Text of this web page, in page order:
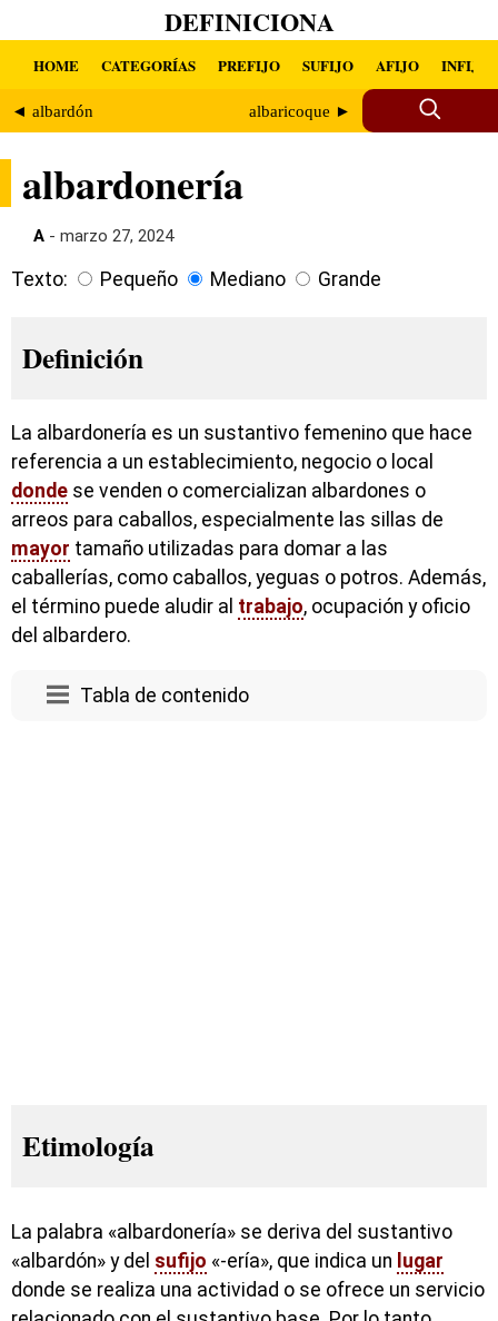
DEFINICIONA
HOME CATEGORÍAS PREFIJO SUFIJO AFIJO INFIJO
◄ albardón albaricoque ►
albardonería
A - marzo 27, 2024
Texto: Pequeño Mediano Grande
Definición
La albardonería es un sustantivo femenino que hace
referencia a un establecimiento, negocio o local
donde se venden o comercializan albardones o
arreos para caballos, especialmente las sillas de
mayor tamaño utilizadas para domar a las
caballerías, como caballos, yeguas o potros. Además,
el término puede aludir al trabajo, ocupación y oficio
del albardero.
Tabla de contenido
Etimología
La palabra «albardonería» se deriva del sustantivo
«albardón» y del sufijo «-ería», que indica un lugar
donde se realiza una actividad o se ofrece un servicio